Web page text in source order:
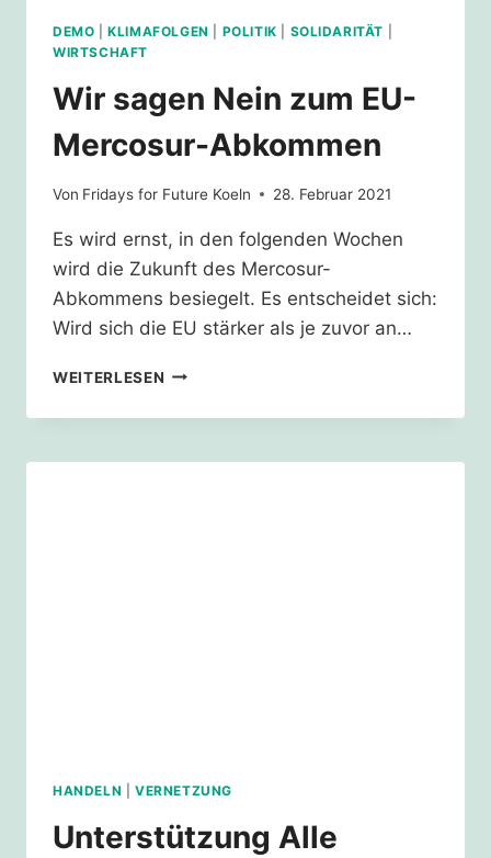
DEMO |KLIMAFOLGEN POLITIK SOLIDARITÄT
WIRTSCHAFT
Wir sagen Nein zum EU-
Mercosur-Abkommen
Von Fridays for Future Koeln 28. Februar 2021
Es wird ernst, in den folgenden Wochen
wird die Zukunft des Mercosur-
Abkommens besiegelt. Es entscheidet sich:
Wird sich die EU stärker als je zuvor an…
WEITERLESEN WIR
NEIN
EU-
HANDELN VERNETZUNG
Unterstützung Alle